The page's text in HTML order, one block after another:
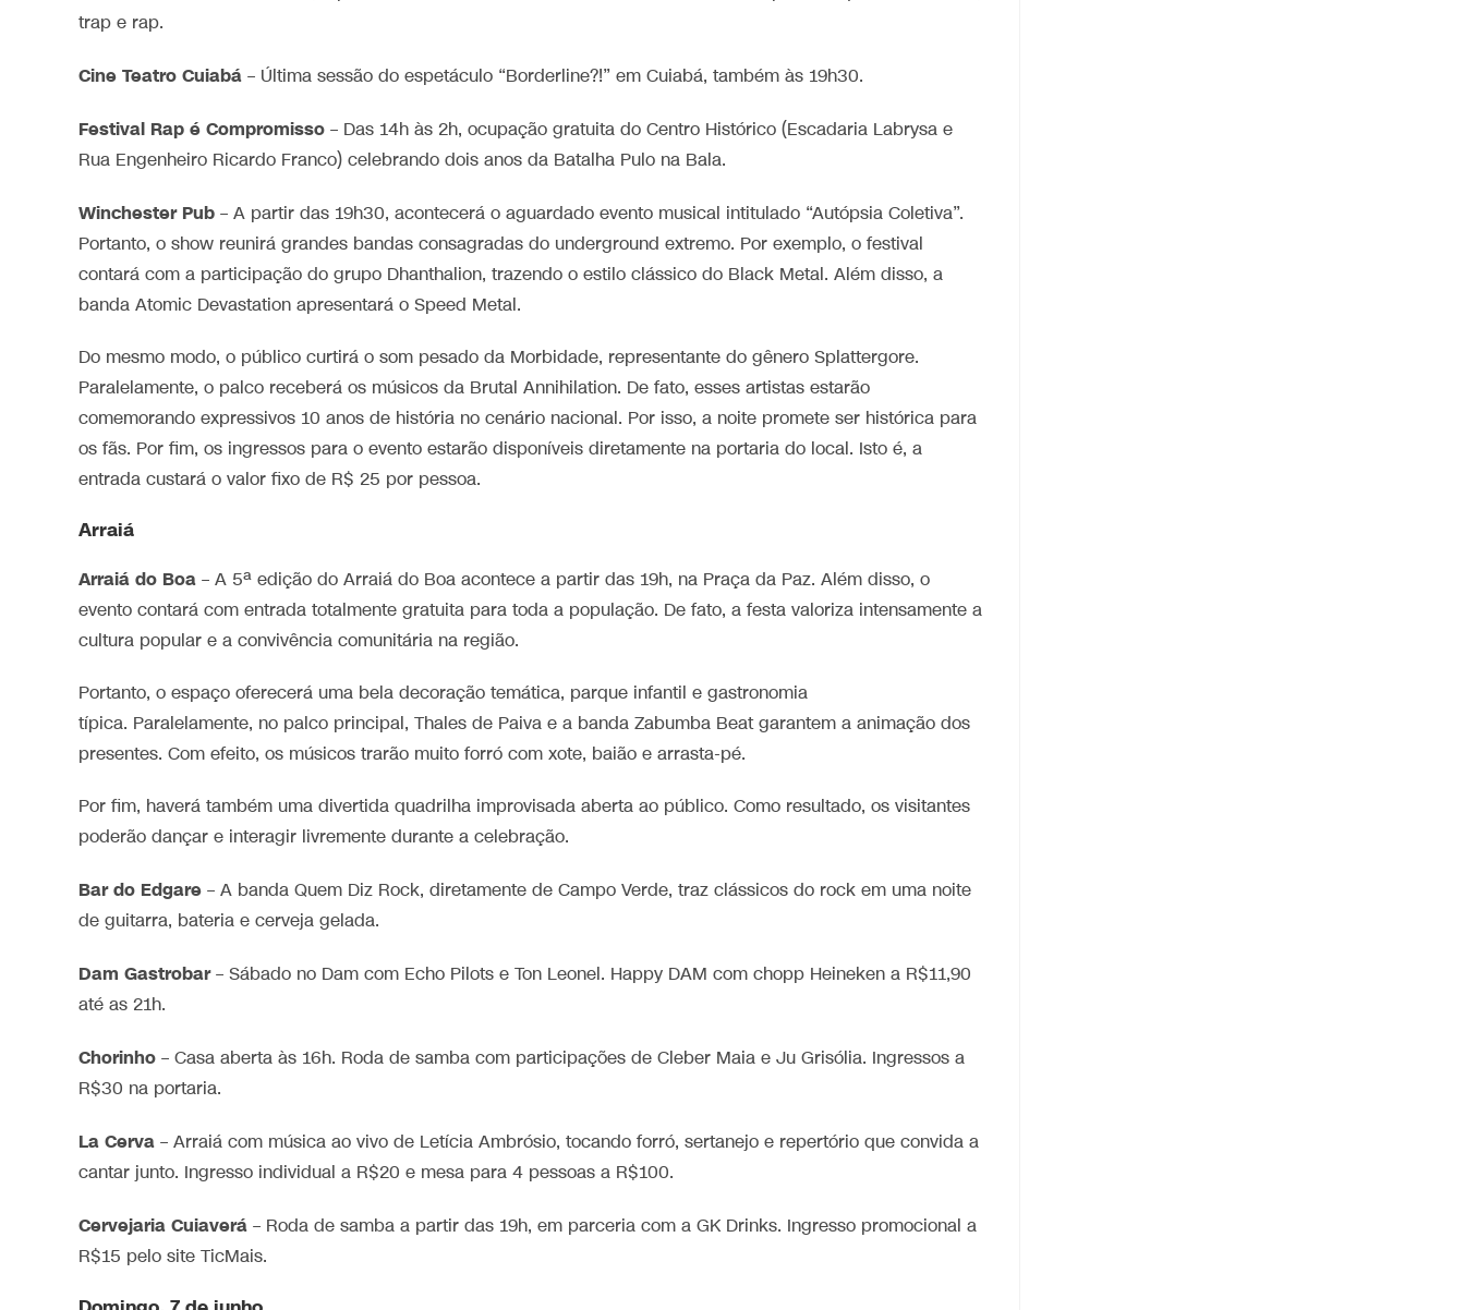
trap e rap.
Cine Teatro Cuiabá – Última sessão do espetáculo “Borderline?!” em Cuiabá, também às 19h30.
Festival Rap é Compromisso – Das 14h às 2h, ocupação gratuita do Centro Histórico (Escadaria Labrysa e
Rua Engenheiro Ricardo Franco) celebrando dois anos da Batalha Pulo na Bala.
Winchester Pub – A partir das 19h30, acontecerá o aguardado evento musical intitulado “Autópsia Coletiva”.
Portanto, o show reunirá grandes bandas consagradas do underground extremo. Por exemplo, o festival
contará com a participação do grupo Dhanthalion, trazendo o estilo clássico do Black Metal. Além disso, a
banda Atomic Devastation apresentará o Speed Metal.
Do mesmo modo, o público curtirá o som pesado da Morbidade, representante do gênero Splattergore.
Paralelamente, o palco receberá os músicos da Brutal Annihilation. De fato, esses artistas estarão
comemorando expressivos 10 anos de história no cenário nacional. Por isso, a noite promete ser histórica para
os fãs. Por fim, os ingressos para o evento estarão disponíveis diretamente na portaria do local. Isto é, a
entrada custará o valor fixo de R$ 25 por pessoa.
Arraiá
Arraiá do Boa – A 5ª edição do Arraiá do Boa acontece a partir das 19h, na Praça da Paz. Além disso, o
evento contará com entrada totalmente gratuita para toda a população. De fato, a festa valoriza intensamente a
cultura popular e a convivência comunitária na região.
Portanto, o espaço oferecerá uma bela decoração temática, parque infantil e gastronomia
típica. Paralelamente, no palco principal, Thales de Paiva e a banda Zabumba Beat garantem a animação dos
presentes. Com efeito, os músicos trarão muito forró com xote, baião e arrasta-pé.
Por fim, haverá também uma divertida quadrilha improvisada aberta ao público. Como resultado, os visitantes
poderão dançar e interagir livremente durante a celebração.
Bar do Edgare – A banda Quem Diz Rock, diretamente de Campo Verde, traz clássicos do rock em uma noite
de guitarra, bateria e cerveja gelada.
Dam Gastrobar– Sábado no Dam com Echo Pilots e Ton Leonel. Happy DAM com chopp Heineken a R$11,90
até as 21h.
Chorinho – Casa aberta às 16h. Roda de samba com participações de Cleber Maia e Ju Grisólia. Ingressos a
R$30 na portaria.
La Cerva – Arraiá com música ao vivo de Letícia Ambrósio, tocando forró, sertanejo e repertório que convida a
cantar junto. Ingresso individual a R$20 e mesa para 4 pessoas a R$100.
Cervejaria Cuiaverá – Roda de samba a partir das 19h, em parceria com a GK Drinks. Ingresso promocional a
R$15 pelo site TicMais.